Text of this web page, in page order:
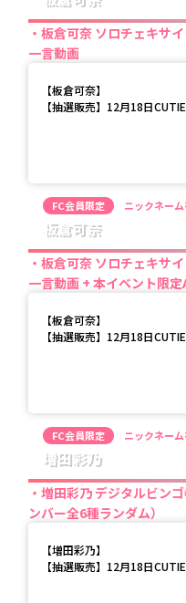
板倉可奈 ソロチェキサ
一言動画
【板倉可奈】
【抽選販売】12月18日
FC会員限定 ニックネー
板倉可奈
板倉可奈 ソロチェキサ
一言動画 + 本イベント限
【板倉可奈】
【抽選販売】12月18日
FC会員限定 ニックネー
増田彩乃
増田彩乃 デジタルビン
ンバー全6種ランダム）
【増田彩乃】
【抽選販売】12月18日